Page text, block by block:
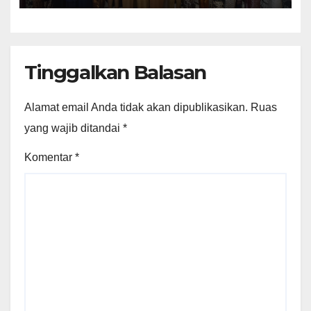
Tinggalkan Balasan
Alamat email Anda tidak akan dipublikasikan. Ruas
yang wajib ditandai *
Komentar *